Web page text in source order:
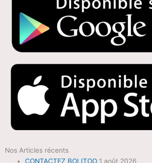
Nos Articles récents
CONTACTEZ BOLITOO 1 août 2026